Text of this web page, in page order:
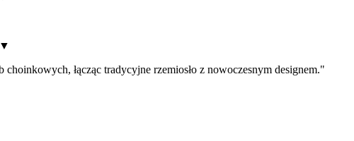
łącząc tradycyjne rzemiosło z nowoczesnym designem."